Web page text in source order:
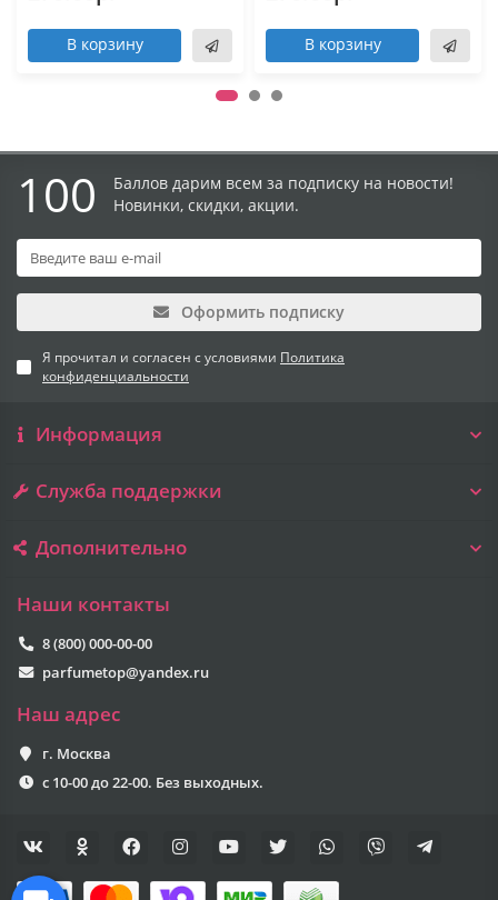
В корзину В корзину
100
Баллов дарим всем за подписку на новости!
Новинки, скидки, акции.
Оформить подписку
Я прочитал и согласен с условиями Политика
конфиденциальности
Информация
Служба поддержки
Дополнительно
Наши контакты
8 (800) 000-00-00
parfumetop@yandex.ru
Наш адрес
г. Москва
с 10-00 до 22-00. Без выходных.